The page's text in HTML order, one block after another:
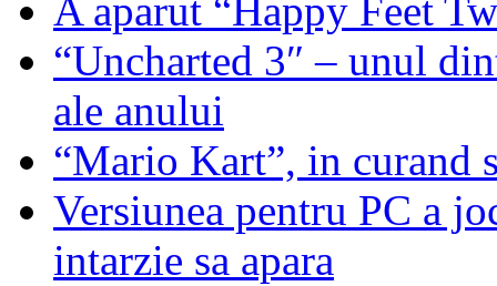
A aparut “Happy Feet
“Uncharted 3″ – unul
ale anului
“Mario Kart”, in curand
Versiunea pentru PC a
intarzie sa apara